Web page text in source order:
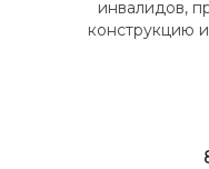
инвалидов,
конструкцию